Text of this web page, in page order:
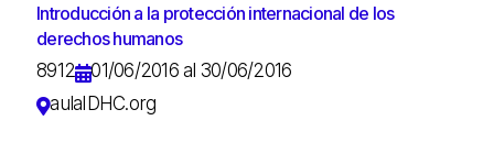
Introducción a la protección internacional de los
derechos humanos
8912
01/06/2016 al 30/06/2016
aulaIDHC.org